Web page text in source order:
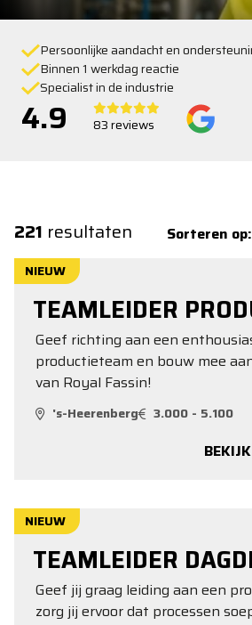
Persoonlijke aandacht en
Binnen 1 werkdag reactie
Specialist in de industrie
4.9 83 reviews
221 resultaten Sorteren op:
NIEUW
TEAMLEIDER
Geef richting aan een
productieteam en bouw mee
van Royal Fassin!
's-Heerenberg 3.000 - 5.100
NIEUW
TEAMLEIDER
Geef jij graag leiding aan een
zorg jij ervoor dat processen